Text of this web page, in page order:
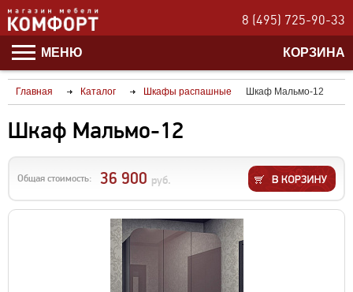
8 (495) 725-90-33
МЕНЮ КОРЗИНА
Главная Каталог Шкафы распашные Шкаф Мальмо-12
Шкаф Мальмо-12
Общая стоимость: 36 900 руб.